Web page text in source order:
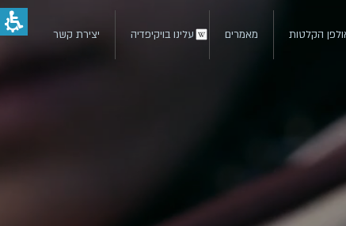
תצוגה
מקדימה
-
הקלטות מאמרים עלינו בויקיפדיה יצירת קשר